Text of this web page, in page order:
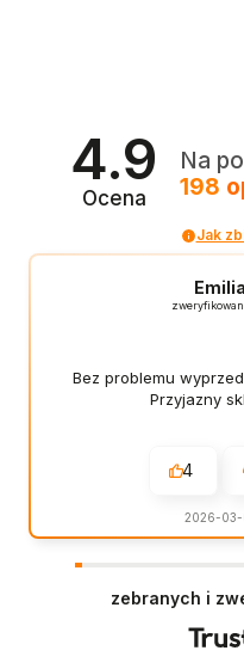
4.9
Ocena
Na
198
Jak
Emilia
Bez problemu
Przyjazny
4
2026-03-
zebranych i